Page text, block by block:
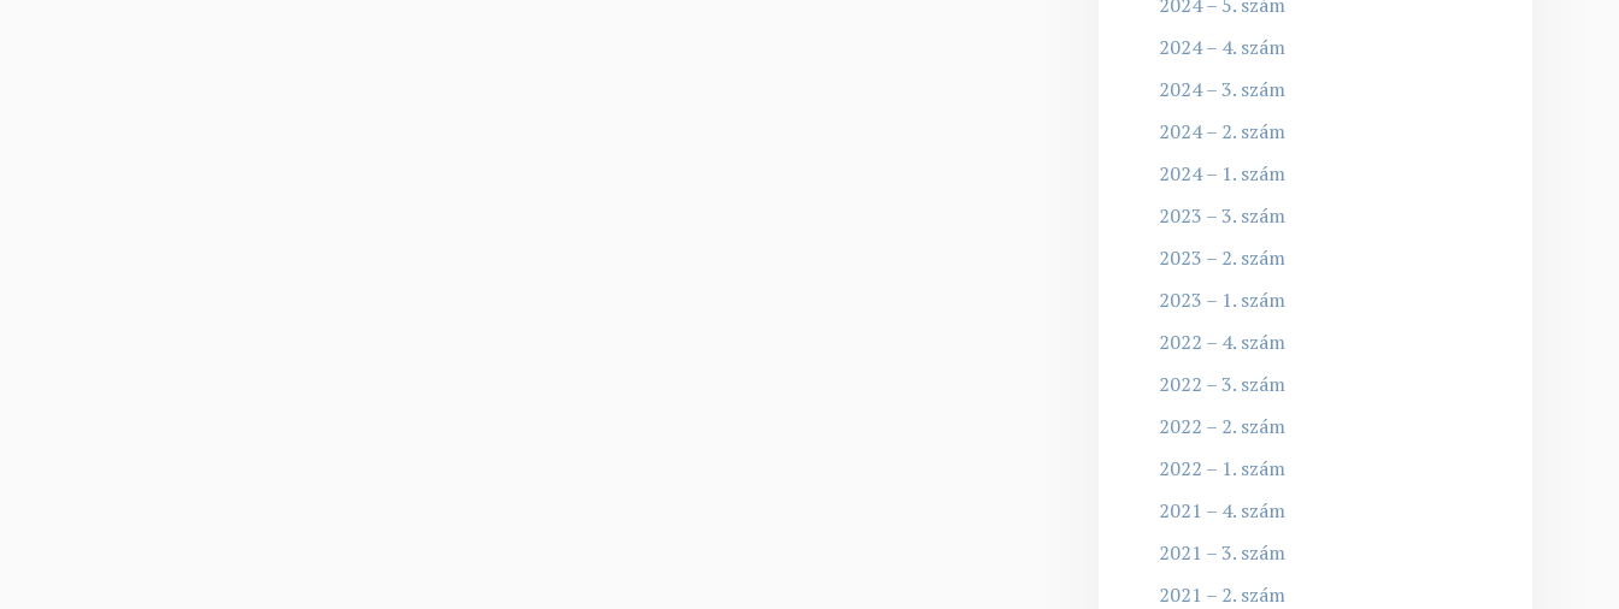
2024 – 4. szám
2024 – 3. szám
2024 – 2. szám
2024 – 1. szám
2023 – 3. szám
2023 – 2. szám
2023 – 1. szám
2022 – 4. szám
2022 – 3. szám
2022 – 2. szám
2022 – 1. szám
2021 – 4. szám
2021 – 3. szám
2021 – 2. szám